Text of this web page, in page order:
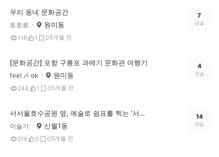
우리 동네 문화공간
토토로 원미동
116 1 05개월 전
7
댓글
[문화공간] 포항 구룡포 과메기 문화관 여행기
feel 🎶 ok 원미동
244 1 05개월 전
4
댓글
서서울호수공원 옆, 예술로 쉼표를 찍는 '서울문화예술교육센터 양천'에 다녀왔어요!
이슬기 신월1동
216 0 05개월 전
14
댓글